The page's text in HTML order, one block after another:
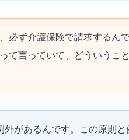
必ず介護保険で請求するん
て言っていて、どういうこ
があるんです。この原則